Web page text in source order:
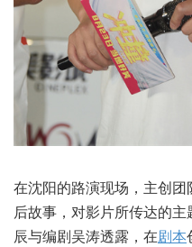
在沈阳的路演现场，主创
后故事，对影片所传达的
辰与编剧吴涛透露，在剧本